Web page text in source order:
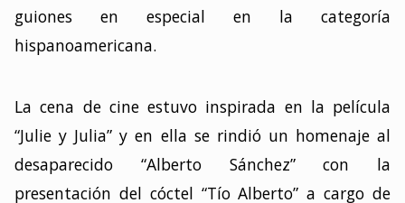
guiones en especial en la categoría
hispanoamericana.
La cena de cine estuvo inspirada en la película
“Julie y Julia” y en ella se rindió un homenaje al
desaparecido “Alberto Sánchez” con la
presentación del cóctel “Tío Alberto” a cargo de